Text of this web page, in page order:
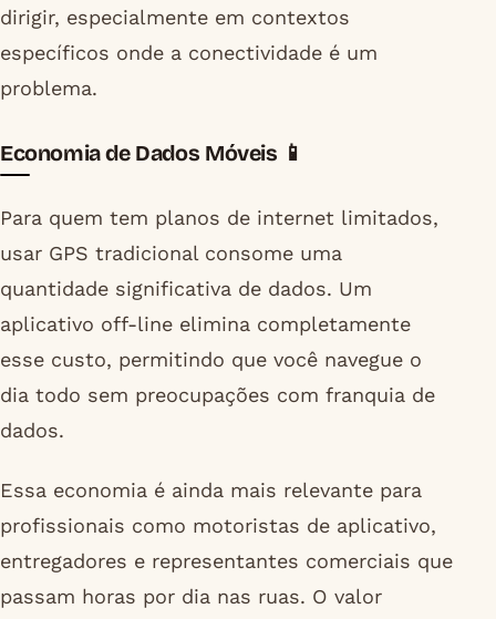
dirigir, especialmente em contextos
específicos onde a conectividade é um
problema.
Economia de Dados Móveis 📱
Para quem tem planos de internet limitados,
usar GPS tradicional consome uma
quantidade significativa de dados. Um
aplicativo off-line elimina completamente
esse custo, permitindo que você navegue o
dia todo sem preocupações com franquia de
dados.
Essa economia é ainda mais relevante para
profissionais como motoristas de aplicativo,
entregadores e representantes comerciais que
passam horas por dia nas ruas. O valor